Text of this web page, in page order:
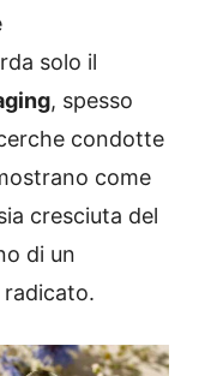
solo il
, spesso
condotte
come
cresciuta del
di un